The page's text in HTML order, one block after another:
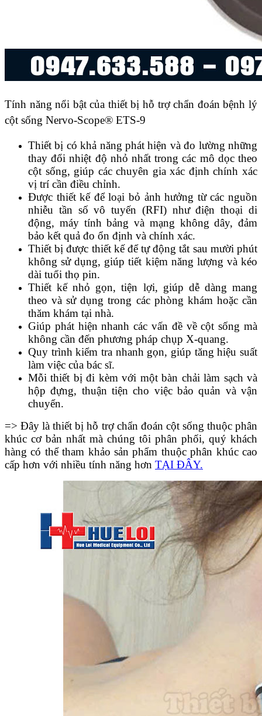
Tính năng nổi bật của thiết bị hỗ trợ chẩn đoán bệnh lý
cột sống Nervo-Scope® ETS-9
Thiết bị có khả năng phát hiện và đo lường những
thay đổi nhiệt độ nhỏ nhất trong các mô dọc theo
cột sống, giúp các chuyên gia xác định chính xác
vị trí cần điều chỉnh.
Được thiết kế để loại bỏ ảnh hưởng từ các nguồn
nhiễu tần số vô tuyến (RFI) như điện thoại di
động, máy tính bảng và mạng không dây, đảm
bảo kết quả đo ổn định và chính xác.
Thiết bị được thiết kế để tự động tắt sau mười phút
không sử dụng, giúp tiết kiệm năng lượng và kéo
dài tuổi thọ pin.
Thiết kế nhỏ gọn, tiện lợi, giúp dễ dàng mang
theo và sử dụng trong các phòng khám hoặc cần
thăm khám tại nhà.
Giúp phát hiện nhanh các vấn đề về cột sống mà
không cần đến phương pháp chụp X-quang.
Quy trình kiểm tra nhanh gọn, giúp tăng hiệu suất
làm việc của bác sĩ.
Mỗi thiết bị đi kèm với một bàn chải làm sạch và
hộp đựng, thuận tiện cho việc bảo quản và vận
chuyển.
=> Đây là thiết bị hỗ trợ chẩn đoán cột sống thuộc phân
khúc cơ bản nhất mà chúng tôi phân phối, quý khách
hàng có thể tham khảo sản phẩm thuộc phân khúc cao
cấp hơn với nhiều tính năng hơn TẠI ĐÂY.